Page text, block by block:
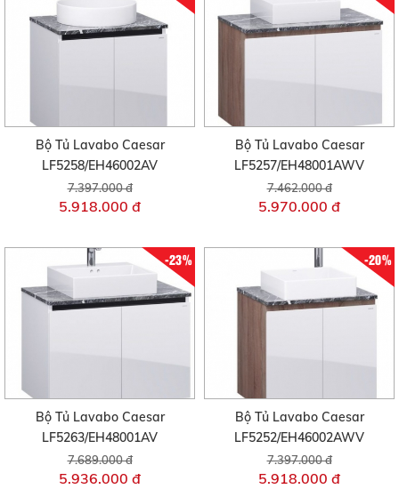
Bộ Tủ Lavabo Caesar
LF5258/EH46002AV
7.397.000 đ
5.918.000 đ
Bộ Tủ Lavabo Caesar
LF5257/EH48001AWV
7.462.000 đ
5.970.000 đ
-23%
Bộ Tủ Lavabo Caesar
LF5263/EH48001AV
7.689.000 đ
5.936.000 đ
-20%
Bộ Tủ Lavabo Caesar
LF5252/EH46002AWV
7.397.000 đ
5.918.000 đ